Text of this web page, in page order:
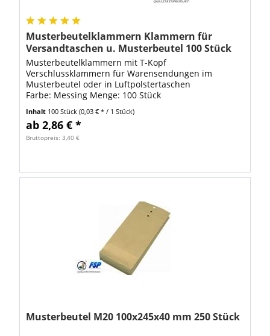
Musterbeutelklammern Klammern für
Versandtaschen u. Musterbeutel 100 Stück
Musterbeutelklammern mit T-Kopf
Verschlussklammern für Warensendungen im
Musterbeutel oder in Luftpolstertaschen
Farbe: Messing Menge: 100 Stück
Inhalt 100 Stück(0,03 € * / 1 Stück)
ab 2,86 € *
Bruttopreis: 3,40 €
Musterbeutel M20 100x245x40 mm 250 Stück